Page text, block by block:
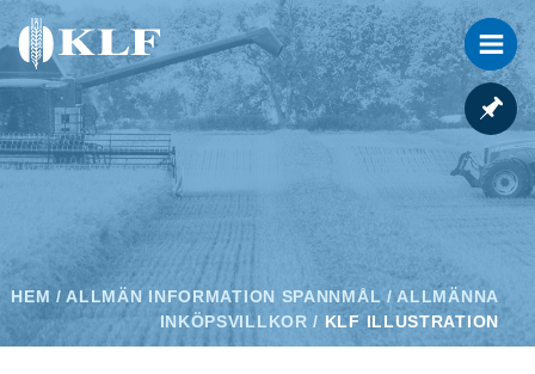
HEM /ALLMÄN INFORMATION SPANNMÅL / ALLMÄNNA
INKÖPSVILLKOR / KLF ILLUSTRATION